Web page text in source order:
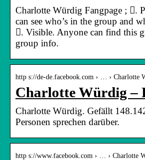
Charlotte Würdig Fangpage ; 󰟠.
can see who’s in the group and
󰛻. Visible. Anyone can find this
group info.
http s://de-de.facebook.com › … › Charlotte
Charlotte Würdig –
Charlotte Würdig. Gefällt
Personen sprechen darüber.
http s://www.facebook.com › … › Charlotte